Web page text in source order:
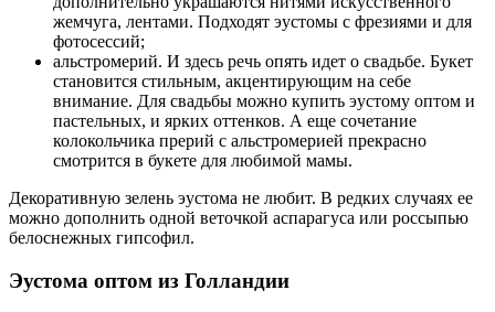
жемчуга, лентами. Подходят эустомы с фрезиями и для
фотосессий;
альстромерий. И здесь речь опять идет о свадьбе. Букет
становится стильным, акцентирующим на себе
внимание. Для свадьбы можно купить эустому оптом и
пастельных, и ярких оттенков. А еще сочетание
колокольчика прерий с альстромерией прекрасно
смотрится в букете для любимой мамы.
Декоративную зелень эустома не любит. В редких случаях ее
можно дополнить одной веточкой аспарагуса или россыпью
белоснежных гипсофил.
Эустома оптом из Голландии